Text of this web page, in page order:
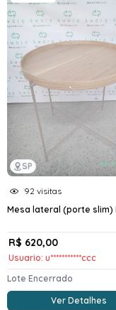
SP
92 visitas
Mesa lateral (porte slim)
R$ 620,00
Usuario: u***********ccc
Lote Encerrado
Ver Detalhes